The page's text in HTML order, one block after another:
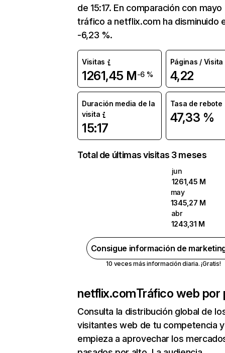
de 15:17. En comparación con mayo
tráfico a netflix.com ha disminuido
-6,23 %.
Visitas
1261,45 M-6 %
Páginas / Visita
4,22
Duración media de la
visita
15:17
Tasa de rebote
47,33 %
Total de últimas visitas 3 meses
jun
1261,45 M
may
1345,27 M
abr
1243,31 M
Consigue información de
10 veces más información diaria. ¡Gratis!
netflix.comTráfico web por
Consulta la distribución global de
visitantes web de tu competencia y
empieza a aprovechar los